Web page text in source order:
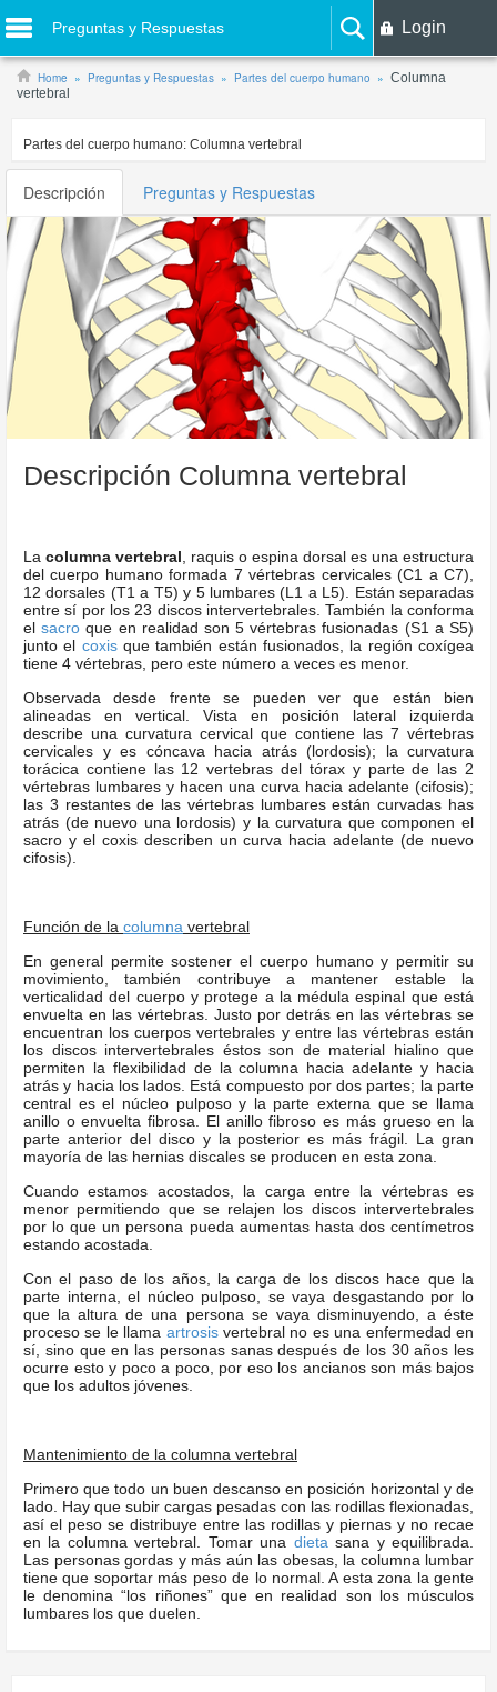
Preguntas y Respuestas Login
Home Preguntas y Respuestas Partes del cuerpo humano
Columna
vertebral
Partes del cuerpo humano: Columna vertebral
Descripción Preguntas y Respuestas
Descripción Columna vertebral
La columna vertebral , raquis o espina dorsal es una estructura
del cuerpo humano formada 7 vértebras cervicales (C1 a C7),
12 dorsales (T1 a T5) y 5 lumbares (L1 a L5). Están separadas
entre sí por los 23 discos intervertebrales. También la conforma
elsacro que en realidad son 5 vértebras fusionadas (S1 a S5)
junto el coxisque también están fusionados, la región coxígea
tiene 4 vértebras, pero este número a veces es menor.
Observada desde frente se pueden ver que están bien
alineadas en vertical. Vista en posición lateral izquierda
describe una curvatura cervical que contiene las 7 vértebras
cervicales y es cóncava hacia atrás (lordosis); la curvatura
torácica contiene las 12 vertebras del tórax y parte de las 2
vértebras lumbares y hacen una curva hacia adelante (cifosis);
las 3 restantes de las vértebras lumbares están curvadas has
atrás (de nuevo una lordosis) y la curvatura que componen el
sacro y el coxis describen un curva hacia adelante (de nuevo
cifosis).
Función de la columna vertebral
En general permite sostener el cuerpo humano y permitir su
movimiento, también contribuye a mantener estable la
verticalidad del cuerpo y protege a la médula espinal que está
envuelta en las vértebras. Justo por detrás en las vértebras se
encuentran los cuerpos vertebrales y entre las vértebras están
los discos intervertebrales éstos son de material hialino que
permiten la flexibilidad de la columna hacia adelante y hacia
atrás y hacia los lados. Está compuesto por dos partes; la parte
central es el núcleo pulposo y la parte externa que se llama
anillo o envuelta fibrosa. El anillo fibroso es más grueso en la
parte anterior del disco y la posterior es más frágil. La gran
mayoría de las hernias discales se producen en esta zona.
Cuando estamos acostados, la carga entre la vértebras es
menor permitiendo que se relajen los discos intervertebrales
por lo que un persona pueda aumentas hasta dos centímetros
estando acostada.
Con el paso de los años, la carga de los discos hace que la
parte interna, el núcleo pulposo, se vaya desgastando por lo
que la altura de una persona se vaya disminuyendo, a éste
proceso se le llama artrosisvertebral no es una enfermedad en
sí, sino que en las personas sanas después de los 30 años les
ocurre esto y poco a poco, por eso los ancianos son más bajos
que los adultos jóvenes.
Mantenimiento de la columna vertebral
Primero que todo un buen descanso en posición horizontal y de
lado. Hay que subir cargas pesadas con las rodillas flexionadas,
así el peso se distribuye entre las rodillas y piernas y no recae
en la columna vertebral. Tomar una dieta sana y equilibrada.
Las personas gordas y más aún las obesas, la columna lumbar
tiene que soportar más peso de lo normal. A esta zona la gente
le denomina “los riñones” que en realidad son los músculos
lumbares los que duelen.